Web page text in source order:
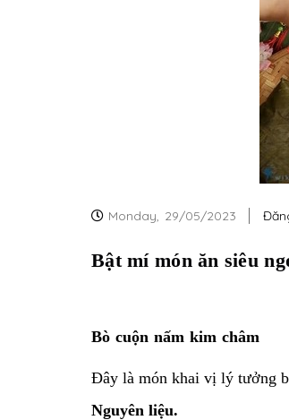
Monday, 29/05/2023
Bật mí món ăn siêu
Bò cuộn nấm kim châm
Đây là món khai vị lý tưởng
Nguyên liệu.